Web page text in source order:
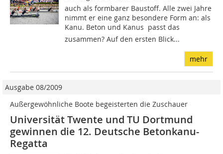
auch als formbarer Baustoff. Alle zwei Jahre
nimmt er eine ganz besondere Form an: als
Kanu. Beton und Kanus  passt das
zusammen? Auf den ersten Blick...
mehr
Ausgabe 08/2009
Außergewöhnliche Boote begeisterten die Zuschauer
Universität Twente und TU Dortmund
gewinnen die 12. Deutsche Betonkanu-
Regatta